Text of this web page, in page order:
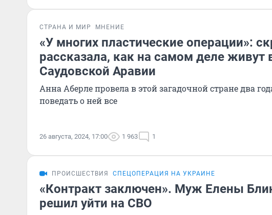
СТРАНА И МИР МНЕНИЕ
«У многих пластические операции»:
рассказала, как на самом деле живут
Саудовской Аравии
Анна Аберле провела в этой загадочной стране два
поведать о ней все
26 августа, 2024, 17:00 1 963 1
ПРОИСШЕСТВИЯ СПЕЦОПЕРАЦИЯ НА УКРАИНЕ
«Контракт заключен». Муж Елены
решил уйти на СВО